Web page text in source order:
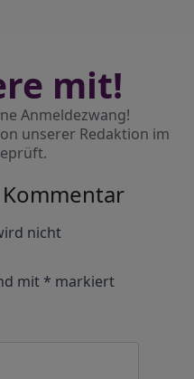
mit!
Anmeldezwang!
unserer Redaktion im
nicht
mit* markiert